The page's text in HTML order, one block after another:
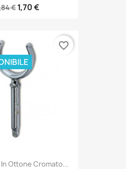
€ 1,70 €
Ottone Cromato...
favorite_border